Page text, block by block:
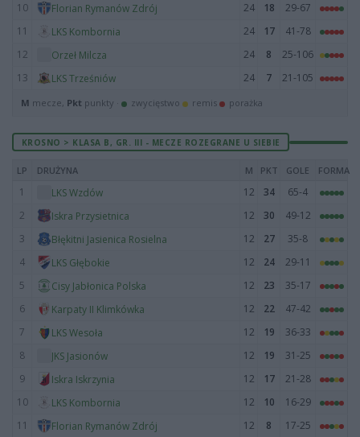
10
Florian Rymanów Zdrój 24 18
29-67
11
LKS Kombornia 24 17
41-78
12
Orzeł Milcza 24 8
25-106
13
LKS Trześniów 24 7 21-105
M mecze, Pkt punkty · zwycięstwo remis porażka
KROSNO > KLASA B, GR. III - MECZE ROZEGRANE U SIEBIE
LP DRUŻYNA M PKT GOLE FORMA
1 LKS Wzdów 12 34
65-4
2
Iskra Przysietnica 12 30
49-12
3
Błękitni Jasienica Rosielna 12 27
35-8
4
LKS Głębokie 12 24
29-11
5
Cisy Jabłonica Polska 12 23
35-17
6
Karpaty II Klimkówka 12 22
47-42
7
LKS Wesoła 12 19
36-33
8
JKS Jasionów 12 19
31-25
9
Iskra Iskrzynia 12 17
21-28
10
LKS Kombornia 12 10
16-29
11
Florian Rymanów Zdrój 12 8 17-25